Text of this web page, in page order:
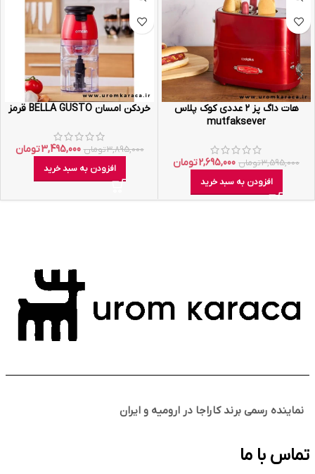
هات داگ پز ۲ عددی کوک پلاس
mutfaksever
3,595,000تومان 2,695,000تومان
افزودن به سبد خرید
خردکن امسان BELLA GUSTO قرمز
3,895,000تومان 3,495,000تومان
افزودن به سبد خرید
نماینده رسمی برند کاراجا در ارومیه و ایران
تماس با ما